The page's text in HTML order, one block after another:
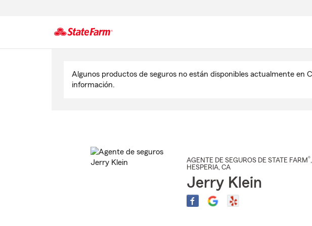
Algunos productos de seguros no están disponibles actualmente en
información.
AGENTE DE SEGUROS DE STATE FARM®,
HESPERIA, CA
Jerry Klein